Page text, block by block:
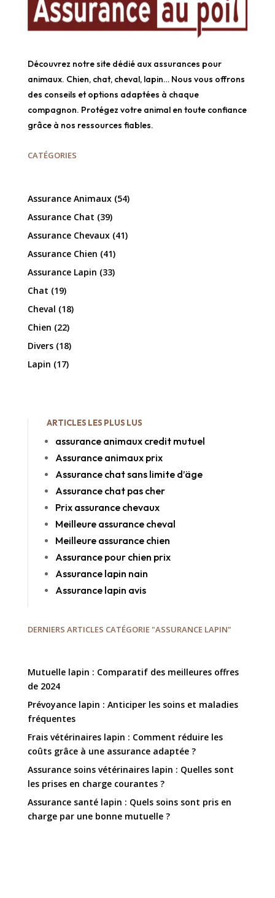
Découvrez notre site dédié aux assurances pour
animaux. Chien, chat, cheval, lapin… Nous vous offrons
des conseils et options adaptées à chaque
compagnon. Protégez votre animal en toute confiance
grâce à nos ressources fiables.
CATÉGORIES
Assurance Animaux(54)
Assurance Chat (39)
Assurance Chevaux(41)
Assurance Chien (41)
Assurance Lapin (33)
Chat (19)
Cheval (18)
Chien (22)
Divers(18)
Lapin (17)
ARTICLES LES PLUS LUS
assurance animaux credit mutuel
Assurance animaux prix
Assurance chat sans limite d’äge
Assurance chat pas cher
Prix assurance chevaux
Meilleure assurance cheval
Meilleure assurance chien
Assurance pour chien prix
Assurance lapin nain
Assurance lapin avis
DERNIERS ARTICLES CATÉGORIE "ASSURANCE LAPIN"
Mutuelle lapin : Comparatif des meilleures offres
de 2024
Prévoyance lapin : Anticiper les soins et maladies
fréquentes
Frais vétérinaires lapin : Comment réduire les
coûts grâce à une assurance adaptée ?
Assurance soins vétérinaires lapin : Quelles sont
les prises en charge courantes ?
Assurance santé lapin : Quels soins sont pris en
charge par une bonne mutuelle ?